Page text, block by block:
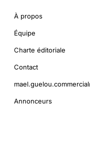
À propos
Équipe
Charte éditoriale
Contact
Annonceurs